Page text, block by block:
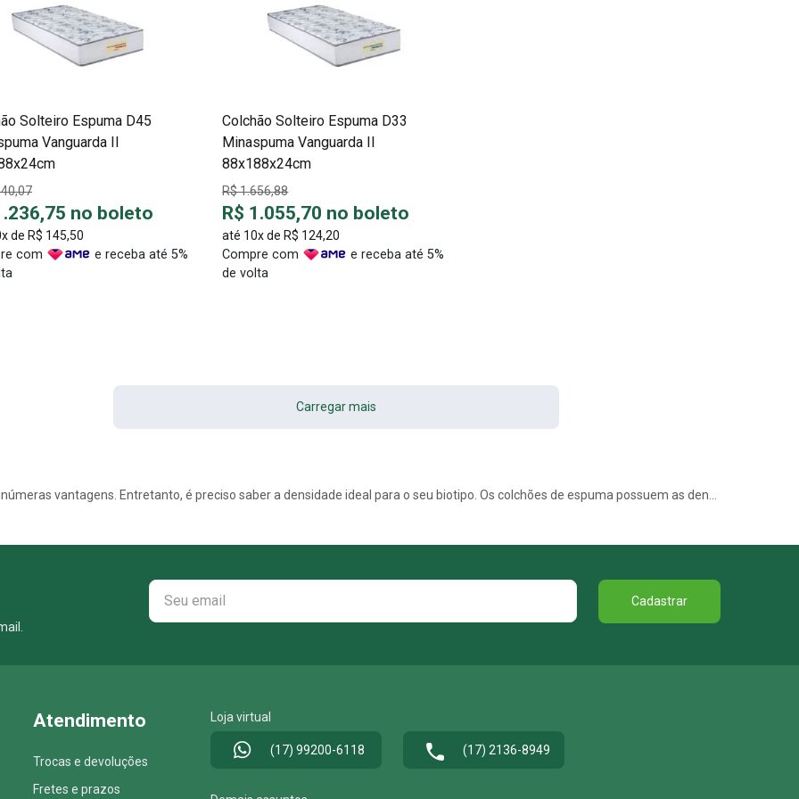
Solteiro Espuma D45
Vanguarda II
no boleto
de R$ 145,50
com
e receba até 5%
Colchão Solteiro Espuma D33
Minaspuma Vanguarda II
88x188x24cm
R$ 1.656,88
R$ 1.055,70 no boleto
até 10x deR$ 124,20
Compre com
e receba até 5%
de volta
Carregar mais
Cadastrar
Atendimento
Trocas e devoluções
Fretes e prazos
Loja virtual
(17) 99200-6118 (17) 2136-8949